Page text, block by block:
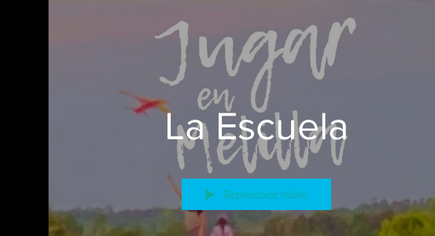
La Escuela
Reproducir video